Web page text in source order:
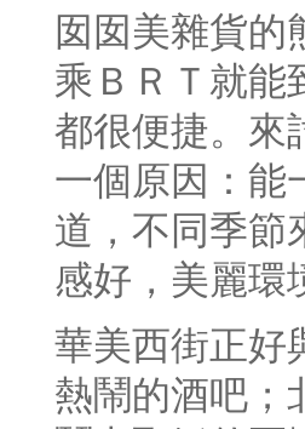
囡囡美雜貨的
乘ＢＲＴ就能
都很便捷。來
一個原因：能
道，不同季節
感好，美麗環
華美西街正好
熱鬧的酒吧；